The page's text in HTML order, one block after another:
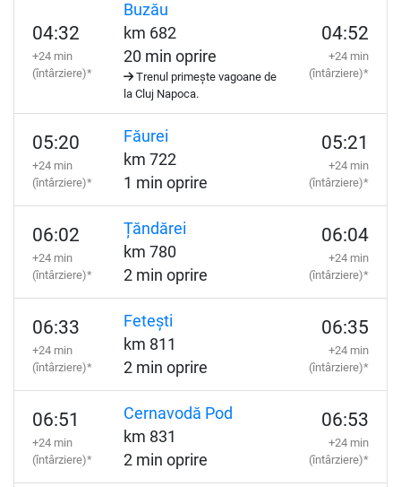
04:32
+24 min
(întârziere)*
Buzău
km 682
20 min oprire
Trenul primește vagoane de
la Cluj Napoca.
04:52
+24 min
(întârziere)*
05:20
+24 min
(întârziere)*
Făurei
km 722
1 min oprire
05:21
+24 min
(întârziere)*
06:02
+24 min
(întârziere)*
Țăndărei
km 780
2 min oprire
06:04
+24 min
(întârziere)*
06:33
+24 min
(întârziere)*
Fetești
km 811
2 min oprire
06:35
+24 min
(întârziere)*
06:51
+24 min
(întârziere)*
Cernavodă Pod
km 831
2 min oprire
06:53
+24 min
(întârziere)*